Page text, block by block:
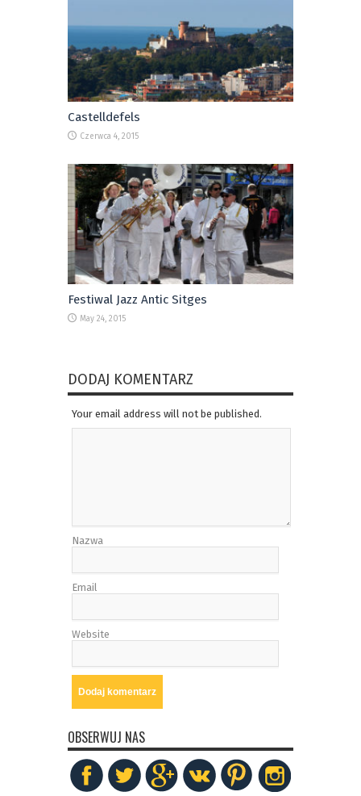
Castelldefels
Czerwca 4, 2015
Festiwal Jazz Antic Sitges
May 24, 2015
DODAJ KOMENTARZ
Your email address will not be published.
Nazwa
Email
Website
OBSERWUJ NAS